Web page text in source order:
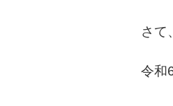
さて
令和